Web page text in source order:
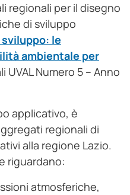
regionali per il disegno
di sviluppo
le
ambientale per
UVAL Numero 5 – Anno
applicativo, è
regionali di
alla regione Lazio.
riguardano:
atmosferiche,